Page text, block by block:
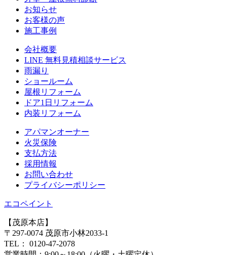
お知らせ
お客様の声
施⼯事例
会社概要
LINE 無料⾒積相談サービス
⾬漏り
ショールーム
屋根リフォーム
ドア1⽇リフォーム
内装リフォーム
アパマンオーナー
⽕災保険
⽀払⽅法
採⽤情報
お問い合わせ
プライバシーポリシー
エコペイント
【茂原本店】
〒297-0074 茂原市小林2033-1
TEL：
0120-47-2078